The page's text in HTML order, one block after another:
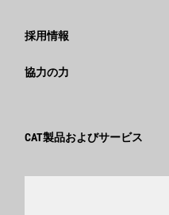
行動規範
イノベーション
メディア情報
採用情報
Caterpillar社を選ぶ理由
協力の力
サプライヤ
CAT製品およびサービス